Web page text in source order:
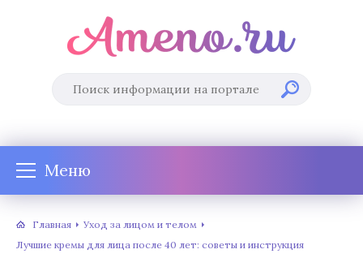
Меню
Главная
Уход за лицом и телом
Лучшие кремы для лица после 40 лет: советы и инструкция